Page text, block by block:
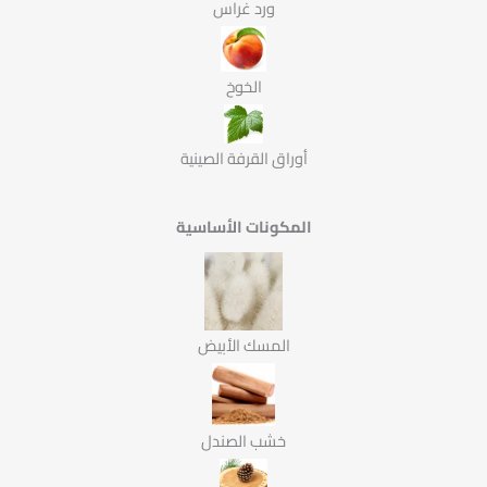
ورد غراس
الخوخ
أوراق القرفة الصينية
المكونات الأساسية
المسك الأبيض
خشب الصندل